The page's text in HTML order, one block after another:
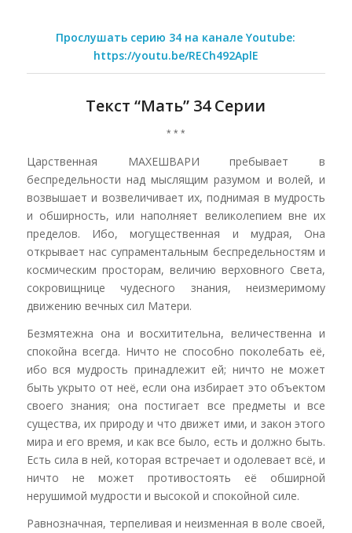
Прослушать серию 34 на канале Youtube:
https://youtu.be/RECh492AplE
Текст “Мать” 34 Cерии
* * *
Царственная МАХЕШВАРИ пребывает в
беспредельности над мыслящим разумом и волей, и
возвышает и возвеличивает их, поднимая в мудрость
и обширность, или наполняет великолепием вне их
пределов. Ибо, могущественная и мудрая, Она
открывает нас супраментальным беспредельностям и
космическим просторам, величию верховного Света,
сокровищнице чудесного знания, неизмеримому
движению вечных сил Матери.
Безмятежна она и восхитительна, величественна и
спокойна всегда. Ничто не способно поколебать её,
ибо вся мудрость принадлежит ей; ничто не может
быть укрыто от неё, если она избирает это объектом
своего знания; она постигает все предметы и все
существа, их природу и что движет ими, и закон этого
мира и его время, и как все было, есть и должно быть.
Есть сила в ней, которая встречает и одолевает всё, и
ничто не может противостоять её обширной
нерушимой мудрости и высокой и спокойной силе.
Равнозначная, терпеливая и неизменная в воле своей,